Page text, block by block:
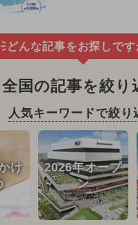
どんな記事をお探しです
全国の記事を絞り
人気キーワードで絞り
け
2026年オープ
ン